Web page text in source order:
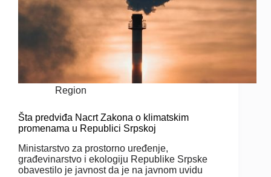
Region
Šta predviđa Nacrt Zakona o klimatskim
promenama u Republici Srpskoj
Ministarstvo za prostorno uređenje,
građevinarstvo i ekologiju Republike Srpske
obavestilo je javnost da je na javnom uvidu